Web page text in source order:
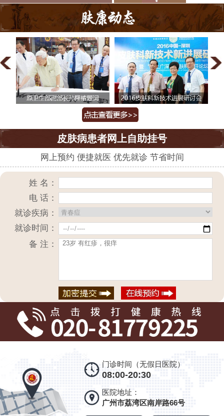
皮肤病患者网上自助挂号
网上预约 便捷就医 优先就诊 节省时间
姓 名：
电 话：
就诊疾病：
就诊时间：
备 注：
门诊时间（无假日医院）
08:00-20:30
医院地址：
广州市荔湾区南岸路66号